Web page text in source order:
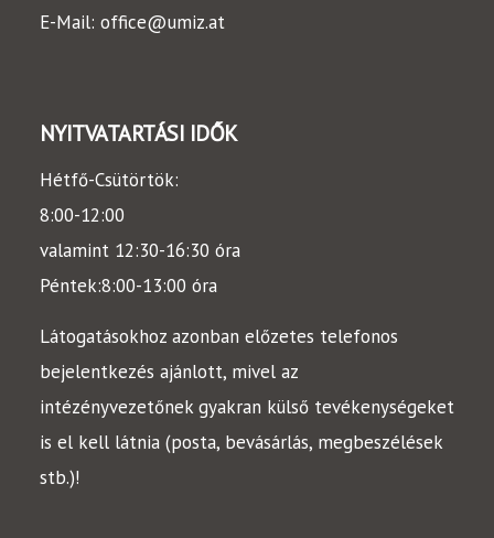
E-Mail: office@umiz.at
NYITVATARTÁSI IDŐK
Hétfő-Csütörtök:
8:00-12:00
valamint 12:30-16:30 óra
Péntek:8:00-13:00 óra
Látogatásokhoz azonban előzetes telefonos
bejelentkezés ajánlott, mivel az
intézényvezetőnek gyakran külső tevékenységeket
is el kell látnia (posta, bevásárlás, megbeszélések
stb.)!